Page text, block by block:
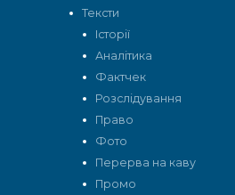
Тексти
Історії
Аналітика
Фактчек
Розслідування
Право
Фото
Перерва на каву
Промо